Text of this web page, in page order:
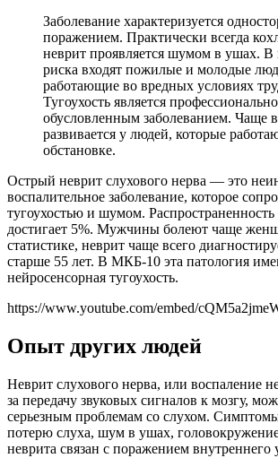
Заболевание характеризуется
поражением. Практически всегда
неврит проявляется шумом в ушах. В
риска входят пожилые и молодые
работающие во вредных условиях
Тугоухость является профессионально
обусловленным заболеванием. Чаще
развивается у людей, которые
обстановке.
Острый неврит слухового нерва — это
воспалительное заболевание, которое
тугоухостью и шумом. Распространенность
достигает 5%. Мужчины болеют чаще
статистике, неврит чаще всего
старше 55 лет. В МКБ-10 эта патология
нейросенсорная тугоухость.
https://www.youtube.com/embed/
Опыт других людей
Неврит слухового нерва, или воспаление
за передачу звуковых сигналов к мозгу,
серьезным проблемам со слухом.
потерю слуха, шум в ушах,
неврита связан с поражением